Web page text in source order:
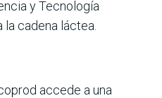
y Tecnología
cadena láctea.
accede a una